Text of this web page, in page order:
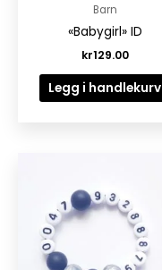
Barn
«Babygirl» ID
kr129.00
Legg i handlekurv